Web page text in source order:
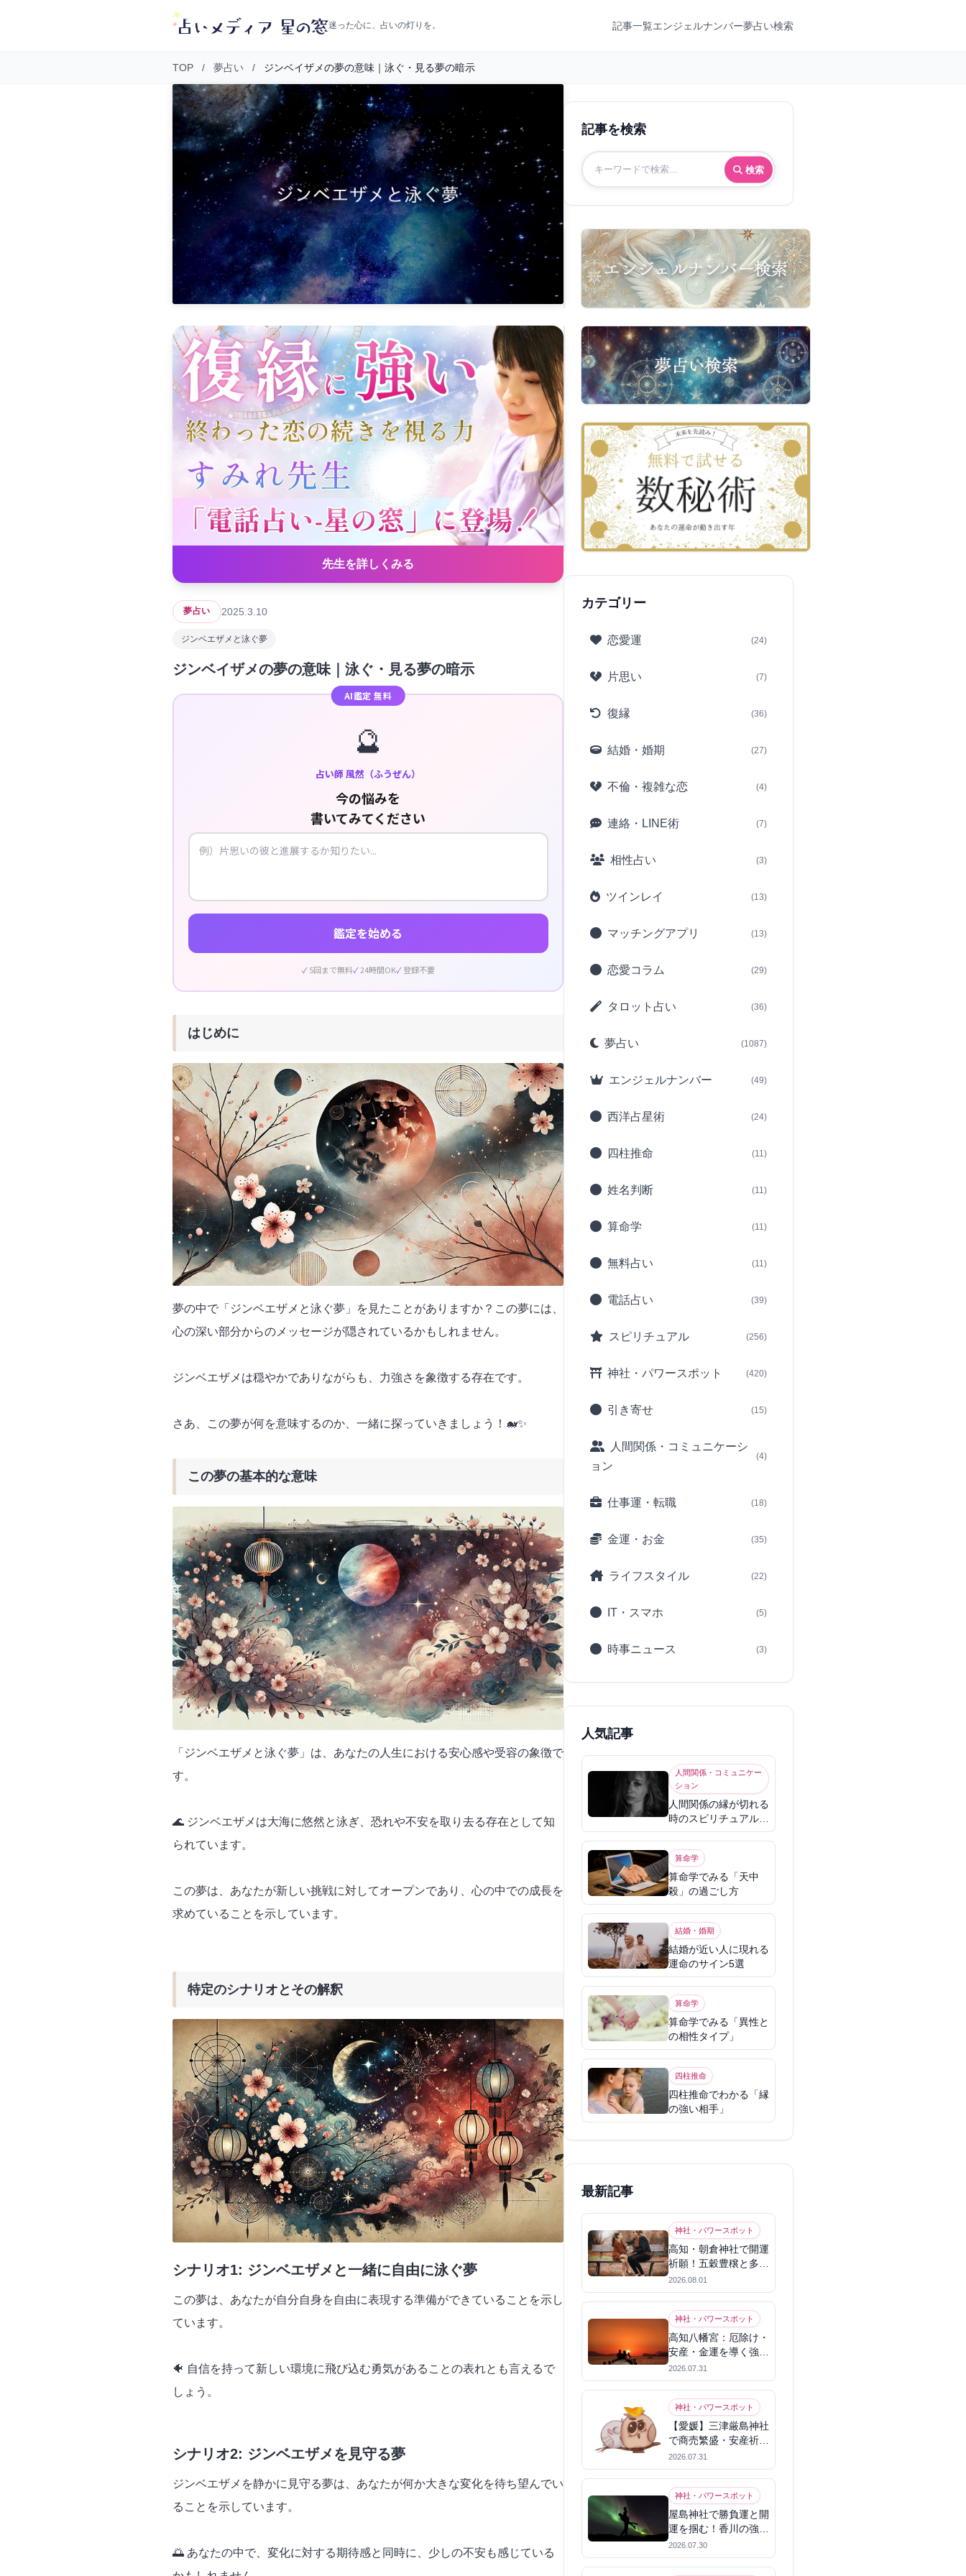
迷った心に、占いの灯りを。 記事一覧エンジェルナンバー夢占い検索
TOP / 夢占い / ジンベイザメの夢の意味｜泳ぐ・見る夢の暗示
先生を詳しくみる
夢占い 2025.3.10
ジンベエザメと泳ぐ夢
ジンベイザメの夢の意味｜泳ぐ・見る夢の暗示
AI鑑定 無料
🔮
占い師 風然（ふうぜん）
今の悩みを
書いてみてください
鑑定を始める
5回まで無料 24時間OK 登録不要
はじめに
夢の中で「ジンベエザメと泳ぐ夢」を見たことがありますか？この夢には、
心の深い部分からのメッセージが隠されているかもしれません。
ジンベエザメは穏やかでありながらも、力強さを象徴する存在です。
さあ、この夢が何を意味するのか、一緒に探っていきましょう！🐋✨
この夢の基本的な意味
「ジンベエザメと泳ぐ夢」は、あなたの人生における安心感や受容の象徴で
す。
🌊 ジンベエザメは大海に悠然と泳ぎ、恐れや不安を取り去る存在として知
られています。
この夢は、あなたが新しい挑戦に対してオープンであり、心の中での成長を
求めていることを示しています。
特定のシナリオとその解釈
シナリオ1: ジンベエザメと一緒に自由に泳ぐ夢
この夢は、あなたが自分自身を自由に表現する準備ができていることを示し
ています。
🐠 自信を持って新しい環境に飛び込む勇気があることの表れとも言えるで
しょう。
シナリオ2: ジンベエザメを見守る夢
ジンベエザメを静かに見守る夢は、あなたが何か大きな変化を待ち望んでい
ることを示しています。
🌅 あなたの中で、変化に対する期待感と同時に、少しの不安も感じている
記事を検索
検索
カテゴリー
恋愛運 (24)
片思い (7)
復縁 (36)
結婚・婚期 (27)
不倫・複雑な恋 (4)
連絡・LINE術 (7)
相性占い (3)
ツインレイ (13)
マッチングアプリ (13)
恋愛コラム (29)
タロット占い (36)
夢占い (1087)
エンジェルナンバー (49)
西洋占星術 (24)
四柱推命 (11)
姓名判断 (11)
算命学 (11)
無料占い (11)
電話占い (39)
スピリチュアル (256)
神社・パワースポット (420)
引き寄せ (15)
人間関係・コミュニケーシ
ョン
(4)
仕事運・転職 (18)
金運・お金 (35)
ライフスタイル (22)
IT・スマホ (5)
時事ニュース (3)
人気記事
人間関係・コミュニケー
ション
人間関係の縁が切れる
時のスピリチュアル意
味
算命学
算命学でみる「天中
殺」の過ごし方
結婚・婚期
結婚が近い人に現れる
運命のサイン5選
算命学
算命学でみる「異性と
の相性タイプ」
四柱推命
四柱推命でわかる「縁
の強い相手」
最新記事
神社・パワースポット
高知・朝倉神社で開運
祈願！五穀豊穣と多幸
を呼ぶパワースポット
2026.08.01
神社・パワースポット
高知八幡宮：厄除け・
安産・金運を導く強力
パワースポット
2026.07.31
神社・パワースポット
【愛媛】三津厳島神社
で商売繁盛・安産祈
願！宗像三女神のパワ
ーを授かる
2026.07.31
神社・パワースポット
屋島神社で勝負運と開
運を掴む！香川の強力
パワースポット
2026.07.30